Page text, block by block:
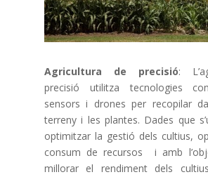
Agricultura de precisió:
precisió utilitza tecnologies
sensors i drones per recopilar
terreny i les plantes. Dades que
optimitzar la gestió dels cultius,
consum de recursos i amb
millorar el rendiment dels